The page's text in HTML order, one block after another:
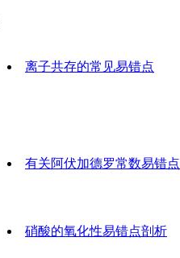
离子共存的常见易错点
有关阿伏加德罗常数易错点
硝酸的氧化性易错点剖析